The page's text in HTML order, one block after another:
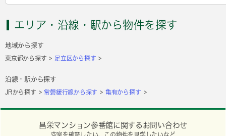
エリア・沿線・駅から物件を探す
地域から探す
東京都から探す 足立区から探す
沿線・駅から探す
JRから探す 常磐緩行線から探す 亀有から探す
昌栄マンション参番館に関するお問い合わせ
空室を確認したい、この物件を見学したいなど